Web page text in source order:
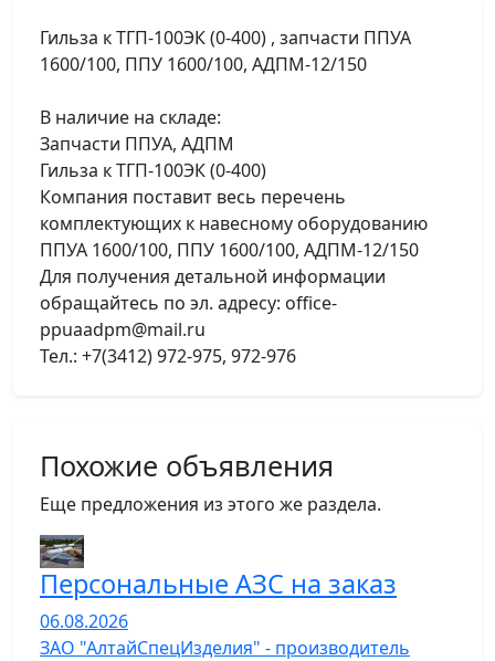
Гильза к ТГП-100ЭК (0-400) , запчасти ППУА
1600/100, ППУ 1600/100, АДПМ-12/150
В наличие на складе:
Запчасти ППУА, АДПМ
Гильза к ТГП-100ЭК (0-400)
Компания поставит весь перечень
комплектующих к навесному оборудованию
ППУА 1600/100, ППУ 1600/100, АДПМ-12/150
Для получения детальной информации
обращайтесь по эл. адресу: office-
ppuaadpm@mail.ru
Тел.: +7(3412) 972-975, 972-976
Похожие объявления
Еще предложения из этого же раздела.
Персональные АЗС на заказ
06.08.2026
ЗАО "АлтайСпецИзделия" - производитель